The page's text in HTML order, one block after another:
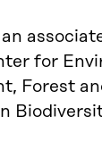
for
Forest